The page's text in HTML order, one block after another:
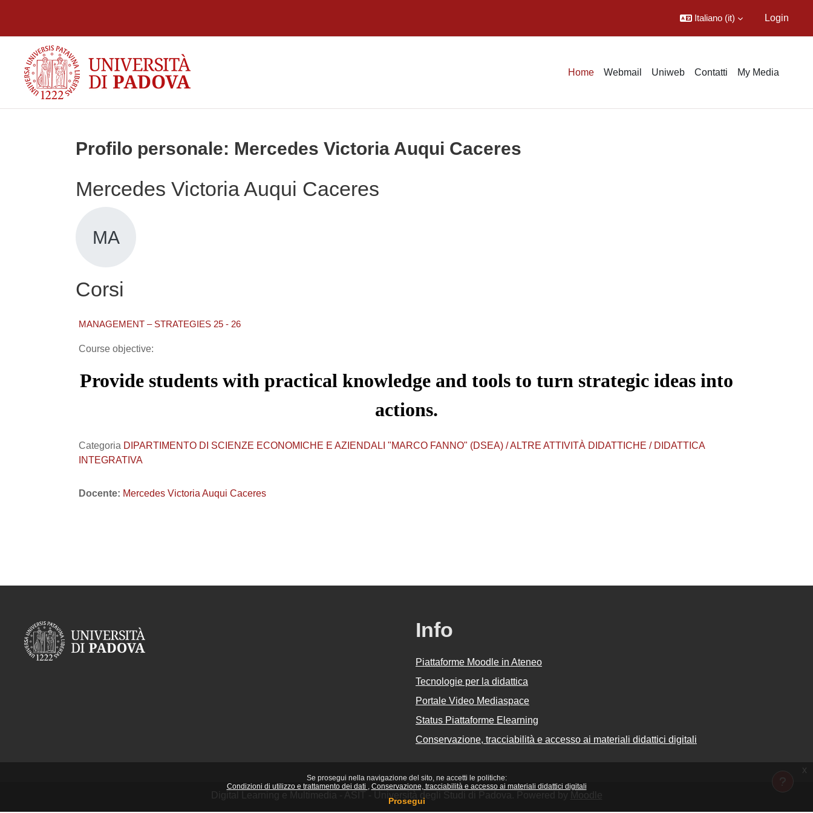
Se prosegui nella navigazione del sito, ne accetti le politiche:
Condizioni di utilizzo e trattamento dei dati
Conservazione, tracciabilità e accesso ai materiali didattici digitali
Prosegui
x
Italiano ‎(it)‎ Login
Home Webmail Uniweb Contatti My Media
Profilo personale: Mercedes Victoria Auqui Caceres
Mercedes Victoria Auqui Caceres
MA
Corsi
MANAGEMENT – STRATEGIES 25 - 26
Course objective:
Provide students with practical knowledge and tools to turn strategic ideas into
actions.
Categoria DIPARTIMENTO DI SCIENZE ECONOMICHE E AZIENDALI "MARCO FANNO" (DSEA) / ALTRE ATTIVITÀ DIDATTICHE / DIDATTICA
INTEGRATIVA
Docente: Mercedes Victoria Auqui Caceres
Info
Piattaforme Moodle in Ateneo
Tecnologie per la didattica
Portale Video Mediaspace
Status Piattaforme Elearning
Conservazione, tracciabilità e accesso ai materiali didattici digitali
Digital Learning e Multimedia - ASIT - Università degli Studi di Padova. Powered by Moodle